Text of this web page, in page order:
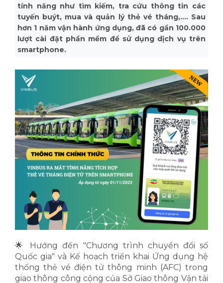
tính năng như tìm kiếm, tra cứu thông tin các
tuyến buýt, mua và quản lý thẻ vé tháng,.... Sau
hơn 1 năm vận hành ứng dụng, đã có gần 100.000
lượt cài đặt phần mềm để sử dụng dịch vụ trên
smartphone.
🌟
Hướng đến "Chương trình chuyển đổi số
Quốc gia" và Kế hoạch triển khai Ứng dụng hệ
thống thẻ vé điện tử thông minh (AFC) trong
giao thông công cộng của Sở Giao thông Vận tải